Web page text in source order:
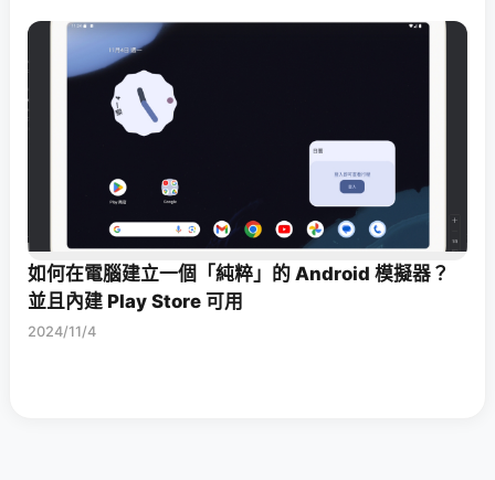
如何在電腦建立一個「純粹」的 Android 模擬器？
並且內建 Play Store 可用
2024/11/4